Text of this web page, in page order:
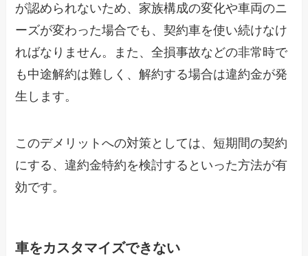
が認められないため、家族構成の変化や車両のニ
ーズが変わった場合でも、契約車を使い続けなけ
ればなりません。また、全損事故などの非常時で
も中途解約は難しく、解約する場合は違約金が発
生します。
このデメリットへの対策としては、短期間の契約
にする、違約金特約を検討するといった方法が有
効です。
車をカスタマイズできない